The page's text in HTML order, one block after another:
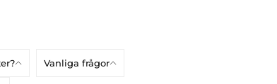
Vanliga frågor